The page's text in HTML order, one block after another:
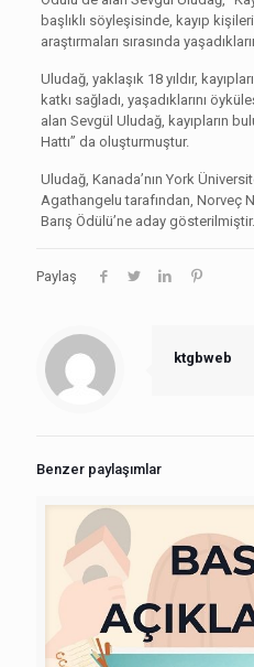
başlıklı söyleşisinde, kayıp
araştırmaları sırasında
Uludağ, yaklaşık 18 yıldır,
katkı sağladı, yaşadıklarını
alan Sevgül Uludağ, kayıpların
Hattı” da oluşturmuştur.
Uludağ, Kanada’nın York
Agathangelu tarafından, Norveç
Barış Ödülü’ne aday gösterilmiştir.
Paylaş
ktgbweb
Benzer paylaşımlar